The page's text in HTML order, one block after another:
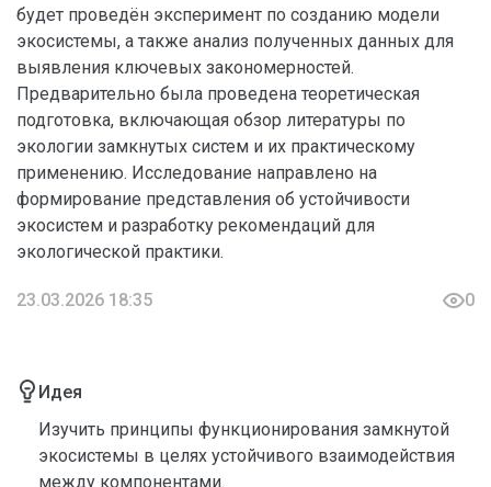
будет проведён эксперимент по созданию модели
экосистемы, а также анализ полученных данных для
выявления ключевых закономерностей.
Предварительно была проведена теоретическая
подготовка, включающая обзор литературы по
экологии замкнутых систем и их практическому
применению. Исследование направлено на
формирование представления об устойчивости
экосистем и разработку рекомендаций для
экологической практики.
23.03.2026 18:35 0
Идея
Изучить принципы функционирования замкнутой
экосистемы в целях устойчивого взаимодействия
между компонентами.